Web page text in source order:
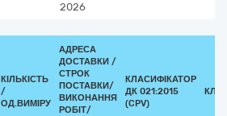
2026
КІЛЬКІСТЬ
/
ОД.ВИМІРУ
АДРЕСА
ДОСТАВКИ /
СТРОК
ПОСТАВКИ/
ВИКОНАННЯ
РОБІТ/
КЛАСИФІКАТОР
ДК 021:2015
(CPV)